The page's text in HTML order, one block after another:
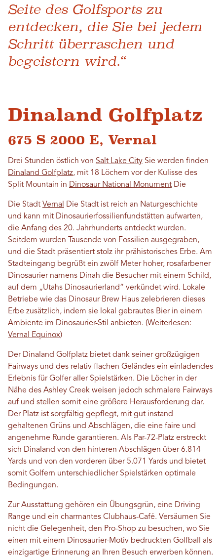
Seite des Golfsports zu
entdecken, die Sie bei jedem
Schritt überraschen und
begeistern wird.“
Dinaland Golfplatz
675 S 2000 E, Vernal
Drei Stunden östlich von Salt Lake City Sie werden finden
Dinaland Golfplatz, mit 18 Löchern vor der Kulisse des
Split Mountain in Dinosaur National Monument Die
Die Stadt Vernal
Die Stadt ist reich an Naturgeschichte
und kann mit Dinosaurierfossilienfundstätten aufwarten,
die Anfang des 20. Jahrhunderts entdeckt wurden.
Seitdem wurden Tausende von Fossilien ausgegraben,
und die Stadt präsentiert stolz ihr prähistorisches Erbe. Am
Stadteingang begrüßt ein zwölf Meter hoher, rosafarbener
Dinosaurier namens Dinah die Besucher mit einem Schild,
auf dem „Utahs Dinosaurierland“ verkündet wird. Lokale
Betriebe wie das Dinosaur Brew Haus zelebrieren dieses
Erbe zusätzlich, indem sie lokal gebrautes Bier in einem
Ambiente im Dinosaurier-Stil anbieten. (Weiterlesen:
Vernal Equinox)
Der Dinaland Golfplatz bietet dank seiner großzügigen
Fairways und des relativ flachen Geländes ein einladendes
Erlebnis für Golfer aller Spielstärken. Die Löcher in der
Nähe des Ashley Creek weisen jedoch schmalere Fairways
auf und stellen somit eine größere Herausforderung dar.
Der Platz ist sorgfältig gepflegt, mit gut instand
gehaltenen Grüns und Abschlägen, die eine faire und
angenehme Runde garantieren. Als Par-72-Platz erstreckt
sich Dinaland von den hinteren Abschlägen über 6.814
Yards und von den vorderen über 5.071 Yards und bietet
somit Golfern unterschiedlicher Spielstärken optimale
Bedingungen.
Zur Ausstattung gehören ein Übungsgrün, eine Driving
Range und ein charmantes Clubhaus-Café. Versäumen Sie
nicht die Gelegenheit, den Pro-Shop zu besuchen, wo Sie
einen mit einem Dinosaurier-Motiv bedruckten Golfball als
einzigartige Erinnerung an Ihren Besuch erwerben können.